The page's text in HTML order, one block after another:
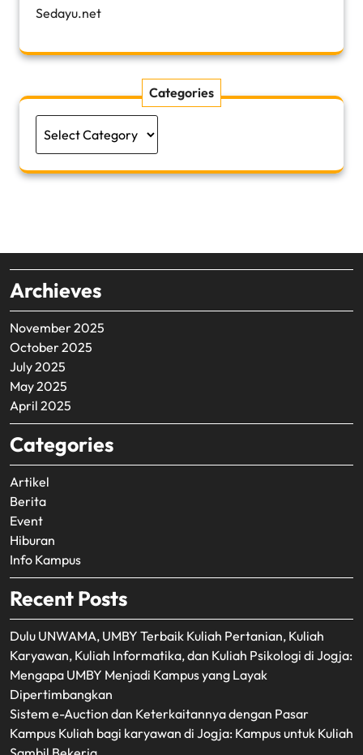
Sedayu.net
Categories
Archieves
November 2025
October 2025
July 2025
May 2025
April 2025
Categories
Artikel
Berita
Event
Hiburan
Info Kampus
Recent Posts
Dulu UNWAMA, UMBY Terbaik Kuliah Pertanian, Kuliah
Karyawan, Kuliah Informatika, dan Kuliah Psikologi di Jogja:
Mengapa UMBY Menjadi Kampus yang Layak
Dipertimbangkan
Sistem e-Auction dan Keterkaitannya dengan Pasar
Kampus Kuliah bagi karyawan di Jogja: Kampus untuk Kuliah